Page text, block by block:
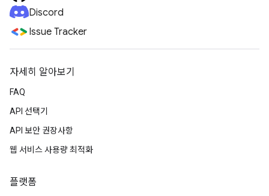
Discord
Issue Tracker
자세히 알아보기
FAQ
API 선택기
API 보안 권장사항
웹 서비스 사용량 최적화
플랫폼